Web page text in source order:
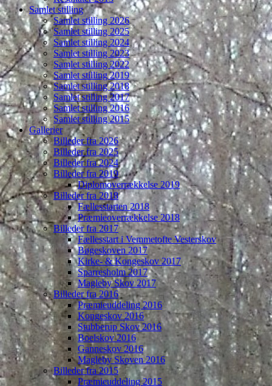
Samlet stilling
Samlet stilling 2026
Samlet stilling 2025
Samlet stilling 2024
Samlet stilling 2023
Samlet stilling 2022
Samlet stilling 2019
Samlet stilling 2018
Samlet stilling 2017
Samlet stilling 2016
Samlet stilling 2015
Gallerier
Billeder fra 2026
Billeder fra 2025
Billeder fra 2024
Billeder fra 2019
Diplomoverrækkelse 2019
Billeder fra 2018
Fællesstarten 2018
Præmieoverrækkelse 2018
Billeder fra 2017
Fællesstart i Vemmetofte Vesterskov
Bøgeskoven 2017
Kirke- & Kongeskov 2017
Sparresholm 2017
Magleby Skov 2017
Billeder fra 2016
Præmieuddeling 2016
Kongeskov 2016
Stubberup Skov 2016
Boelskov 2016
Ganneskov 2016
Magleby Skoven 2016
Billeder fra 2015
Præmieuddeling 2015